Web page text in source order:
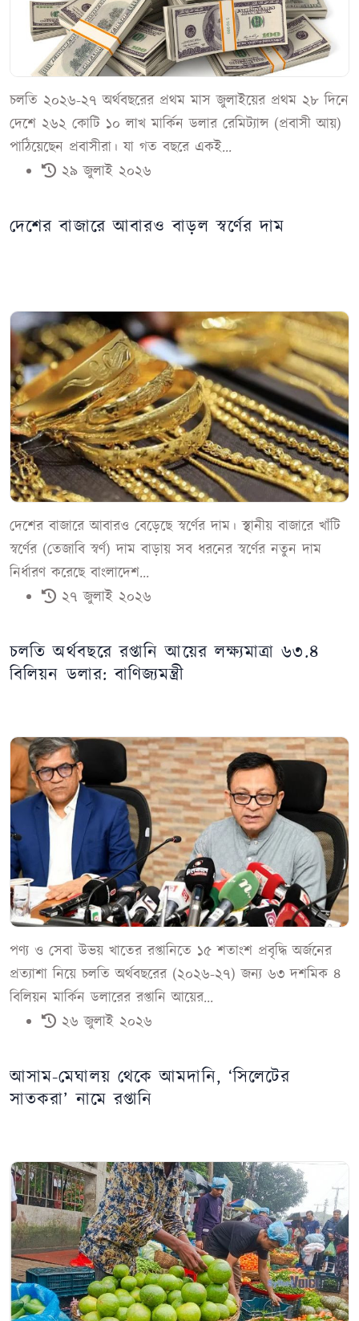
চলতি ২০২৬-২৭ অর্থবছরের প্রথম মাস জুলাইয়ের প্রথম ২৮ দিনে
দেশে ২৬২ কোটি ১০ লাখ মার্কিন ডলার রেমিট্যান্স (প্রবাসী আয়)
পাঠিয়েছেন প্রবাসীরা। যা গত বছরে একই...
২৯ জুলাই ২০২৬
দেশের বাজারে আবারও বাড়ল স্বর্ণের দাম
দেশের বাজারে আবারও বেড়েছে স্বর্ণের দাম। স্থানীয় বাজারে খাঁটি
স্বর্ণের (তেজাবি স্বর্ণ) দাম বাড়ায় সব ধরনের স্বর্ণের নতুন দাম
নির্ধারণ করেছে বাংলাদেশ...
২৭ জুলাই ২০২৬
চলতি অর্থবছরে রপ্তানি আয়ের লক্ষ্যমাত্রা ৬৩.৪
বিলিয়ন ডলার: বাণিজ্যমন্ত্রী
পণ্য ও সেবা উভয় খাতের রপ্তানিতে ১৫ শতাংশ প্রবৃদ্ধি অর্জনের
প্রত্যাশা নিয়ে চলতি অর্থবছরের (২০২৬-২৭) জন্য ৬৩ দশমিক ৪
বিলিয়ন মার্কিন ডলারের রপ্তানি আয়ের...
২৬ জুলাই ২০২৬
আসাম-মেঘালয় থেকে আমদানি, ‘সিলেটের
সাতকরা’ নামে রপ্তানি